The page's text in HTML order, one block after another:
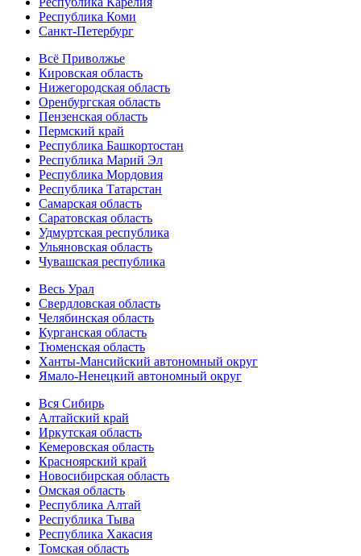
Республика Коми
Санкт-Петербург
Всё Приволжье
Кировская область
Нижегородская область
Оренбургская область
Пензенская область
Пермский край
Республика Башкортостан
Республика Марий Эл
Республика Мордовия
Республика Татарстан
Самарская область
Саратовская область
Удмуртская республика
Ульяновская область
Чувашская республика
Весь Урал
Свердловская область
Челябинская область
Курганская область
Тюменская область
Ханты-Мансийский автономный округ
Ямало-Ненецкий автономный округ
Вся Сибирь
Алтайский край
Иркутская область
Кемеровская область
Красноярский край
Новосибирская область
Омская область
Республика Алтай
Республика Тыва
Республика Хакасия
Томская область